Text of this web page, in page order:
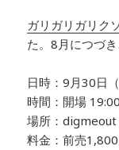
ガリガリガリク
た。8月につづき
日時：9月30日（
時間：開場
場所：digmeout
料金：前売